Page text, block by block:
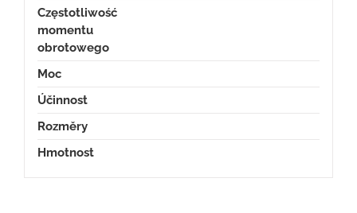
Częstotliwość
momentu
obrotowego
Moc
Účinnost
Rozměry
Hmotnost